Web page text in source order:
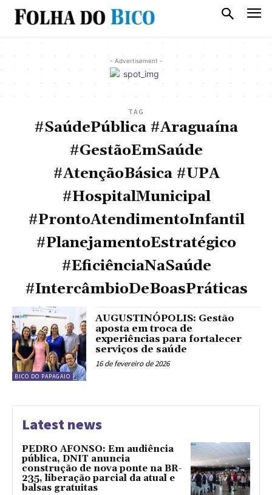
- Advertisement -
TAG
#SaúdePública #Araguaína
#GestãoEmSaúde
#AtençãoBásica #UPA
#HospitalMunicipal
#ProntoAtendimentoInfantil
#PlanejamentoEstratégico
#EficiênciaNaSaúde
#IntercâmbioDeBoasPráticas
BICO DO PAPAGAIO
AUGUSTINÓPOLIS: Gestão
aposta em troca de
experiências para fortalecer
serviços de saúde
16 de fevereiro de 2026
Latest news
PEDRO AFONSO: Em audiência
pública, DNIT anuncia
construção de nova ponte na BR-
235, liberação parcial da atual e
balsas gratuitas